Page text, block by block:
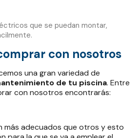
que se puedan montar,
con nosotros
una gran variedad de
de tu piscina. Entre
con nosotros encontrarás:
más adecuados que otros y esto